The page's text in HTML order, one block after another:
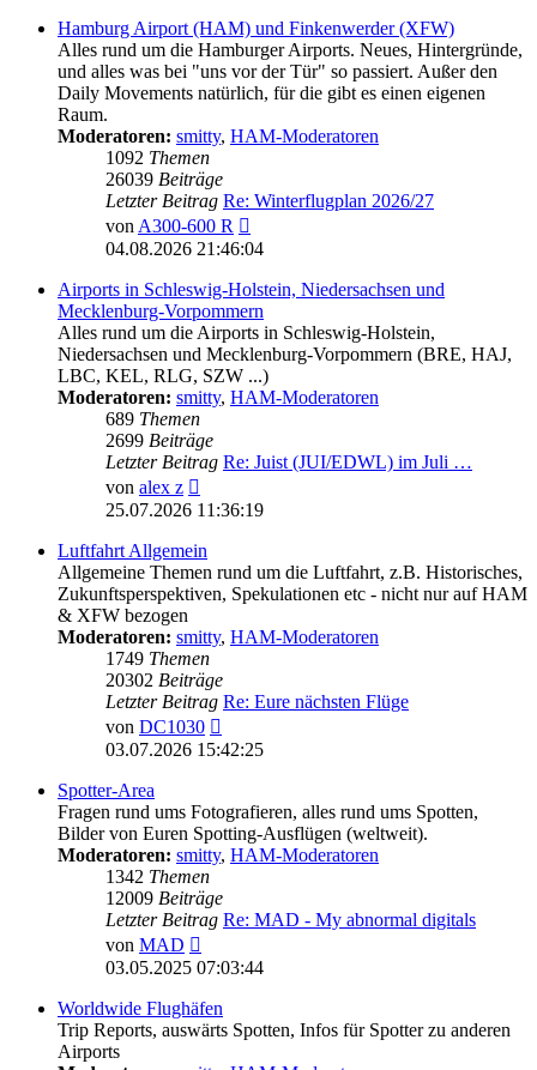
Hamburg Airport (HAM) und Finkenwerder (XFW)
Alles rund um die Hamburger Airports. Neues, Hintergründe,
und alles was bei "uns vor der Tür" so passiert. Außer den
Daily Movements natürlich, für die gibt es einen eigenen
Raum.
Moderatoren: smitty, HAM-Moderatoren
1092 Themen
26039 Beiträge
Letzter Beitrag Re: Winterflugplan 2026/27
vonA300-600 R
Beitrag
04.08.2026 21:46:04
Airports in Schleswig-Holstein, Niedersachsen und
Mecklenburg-Vorpommern
Alles rund um die Airports in Schleswig-Holstein,
Niedersachsen und Mecklenburg-Vorpommern (BRE, HAJ,
LBC, KEL, RLG, SZW ...)
Moderatoren: smitty, HAM-Moderatoren
689 Themen
2699 Beiträge
Letzter Beitrag Re: Juist (JUI/EDWL) im Juli …
von alex z
Beitrag
25.07.2026 11:36:19
Luftfahrt Allgemein
Allgemeine Themen rund um die Luftfahrt, z.B. Historisches,
Zukunftsperspektiven, Spekulationen etc - nicht nur auf HAM
& XFW bezogen
Moderatoren: smitty, HAM-Moderatoren
1749 Themen
20302 Beiträge
Letzter Beitrag Re: Eure nächsten Flüge
von DC1030
Beitrag
03.07.2026 15:42:25
Spotter-Area
Fragen rund ums Fotografieren, alles rund ums Spotten,
Bilder von Euren Spotting-Ausflügen (weltweit).
Moderatoren: smitty, HAM-Moderatoren
1342 Themen
12009 Beiträge
Letzter Beitrag Re: MAD - My abnormal digitals
von MAD
Beitrag
03.05.2025 07:03:44
Worldwide Flughäfen
Trip Reports, auswärts Spotten, Infos für Spotter zu anderen
Airports